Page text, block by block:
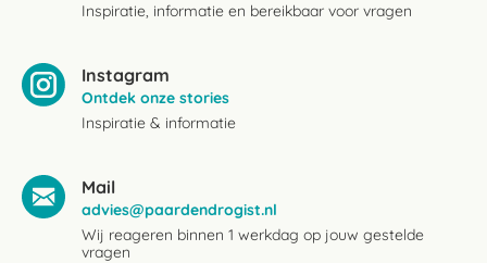
Inspiratie, informatie en bereikbaar voor vragen
Instagram
Ontdek onze stories
Inspiratie & informatie
Mail
advies@paardendrogist.nl
Wij reageren binnen 1 werkdag op jouw gestelde
vragen